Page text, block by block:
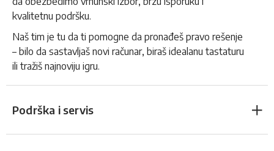
kvalitetnu podršku.
Naš tim je tu da ti pomogne da pronađeš pravo rešenje
– bilo da sastavljaš novi računar, biraš idealanu tastaturu
ili tražiš najnoviju igru.
Podrška i servis